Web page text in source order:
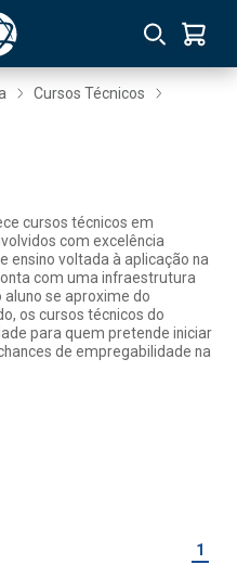
Cursos Técnicos
cursos técnicos em
com excelência
ensino voltada à aplicação na
com uma infraestrutura
se aproxime do
os cursos técnicos do
para quem pretende iniciar
de empregabilidade na
1